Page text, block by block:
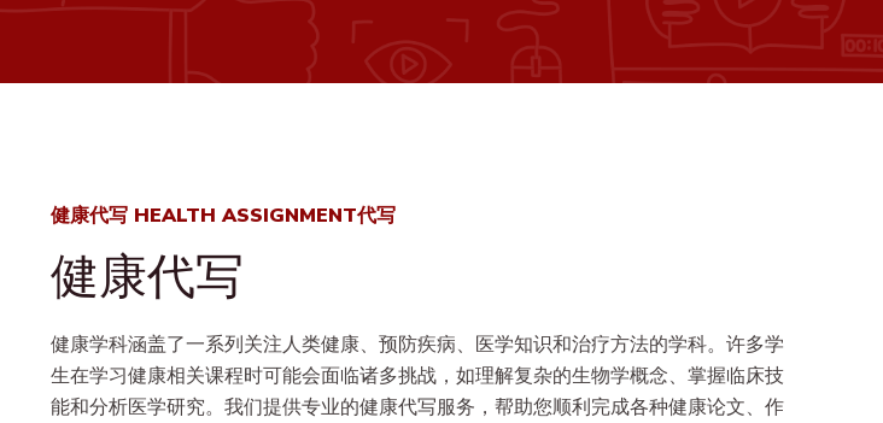
健康代写 HEALTH ASSIGNMENT代写
健康代写
健康学科涵盖了一系列关注人类健康、预防疾病、医学知识和治疗方法的学科。许多学
生在学习健康相关课程时可能会面临诸多挑战，如理解复杂的生物学概念、掌握临床技
能和分析医学研究。我们提供专业的健康代写服务，帮助您顺利完成各种健康论文、作